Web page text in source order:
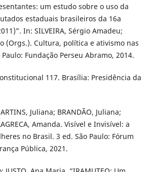
um estudo sobre o uso da
estaduais brasileiros da 16a
In: SILVEIRA, Sérgio Amadeu;
(Orgs.). Cultura, política e ativismo nas
Fundação Perseu Abramo, 2014.
117. Brasília: Presidência da
Juliana; BRANDÃO, Juliana;
Amanda. Visível e Invisível: a
no Brasil. 3 ed. São Paulo: Fórum
Pública, 2021.